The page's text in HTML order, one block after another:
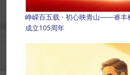
峥嵘百五载 · 初心映青山——睿丰
成立105周年